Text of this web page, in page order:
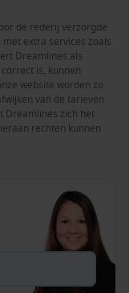
de rederij verzorgde
extra services zoals
Dreamlines als
is, kunnen
website worden zo
van de tarieven
Dreamlines zich het
rechten kunnen